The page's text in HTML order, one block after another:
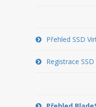
Přehled SSD
Registrace